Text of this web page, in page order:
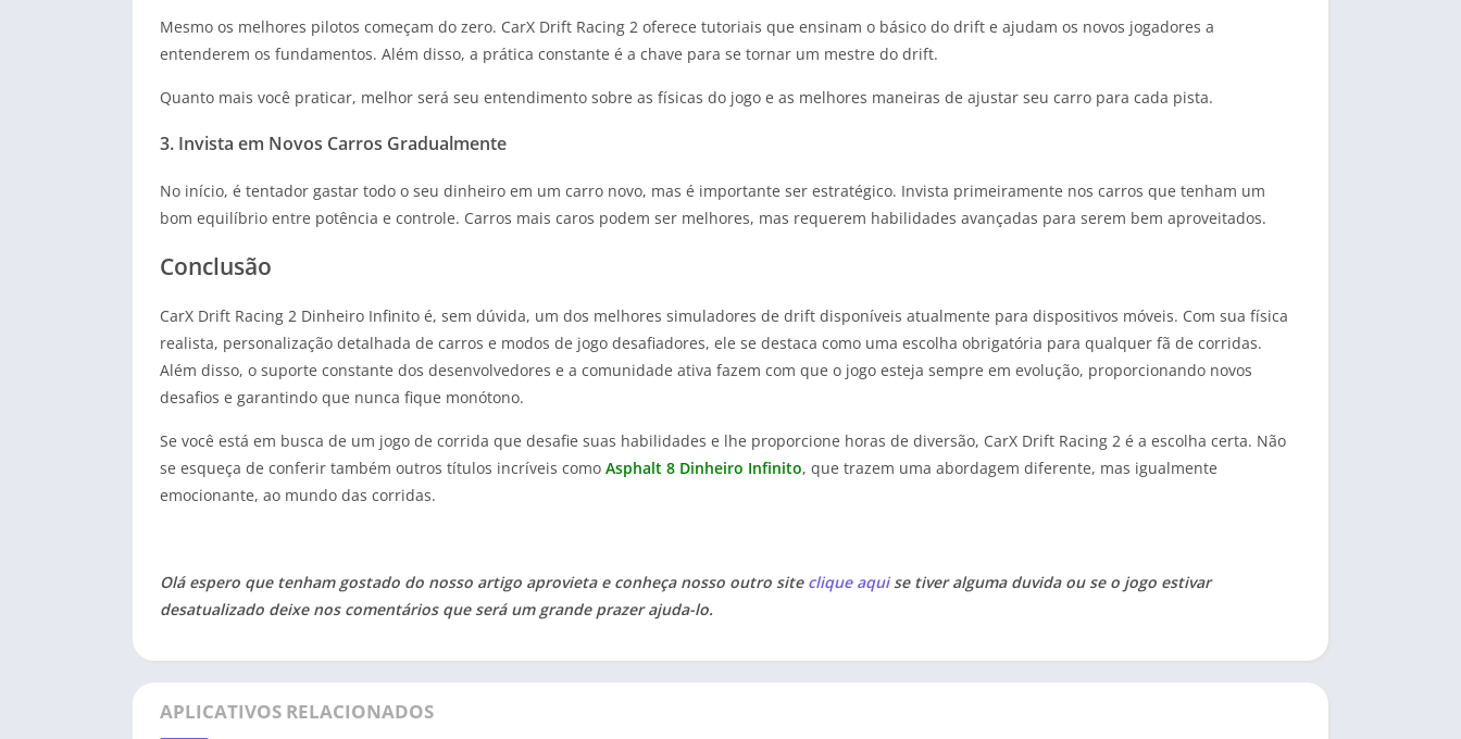
Mesmo os melhores pilotos começam do zero. CarX Drift Racing 2 oferece tutoriais que ensinam o básico do drift e ajudam os novos jogadores a
entenderem os fundamentos. Além disso, a prática constante é a chave para se tornar um mestre do drift.
Quanto mais você praticar, melhor será seu entendimento sobre as físicas do jogo e as melhores maneiras de ajustar seu carro para cada pista.
3. Invista em Novos Carros Gradualmente
No início, é tentador gastar todo o seu dinheiro em um carro novo, mas é importante ser estratégico. Invista primeiramente nos carros que tenham um
bom equilíbrio entre potência e controle. Carros mais caros podem ser melhores, mas requerem habilidades avançadas para serem bem aproveitados.
Conclusão
CarX Drift Racing 2 Dinheiro Infinito é, sem dúvida, um dos melhores simuladores de drift disponíveis atualmente para dispositivos móveis. Com sua física
realista, personalização detalhada de carros e modos de jogo desafiadores, ele se destaca como uma escolha obrigatória para qualquer fã de corridas.
Além disso, o suporte constante dos desenvolvedores e a comunidade ativa fazem com que o jogo esteja sempre em evolução, proporcionando novos
desafios e garantindo que nunca fique monótono.
Se você está em busca de um jogo de corrida que desafie suas habilidades e lhe proporcione horas de diversão, CarX Drift Racing 2 é a escolha certa. Não
se esqueça de conferir também outros títulos incríveis como Asphalt 8 Dinheiro Infinito, que trazem uma abordagem diferente, mas igualmente
emocionante, ao mundo das corridas.
Olá espero que tenham gostado do nosso artigo aprovieta e conheça nosso outro site clique aquise tiver alguma duvida ou se o jogo estivar
desatualizado deixe nos comentários que será um grande prazer ajuda-lo.
APLICATIVOS RELACIONADOS